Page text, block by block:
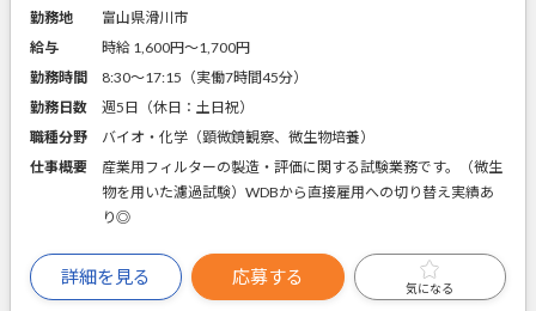
勤務地
富山県滑川市
給与
時給 1,600円〜1,700円
勤務時間
8:30～17:15（実働7時間45分）
勤務日数
週5日（休日：土日祝）
職種分野
バイオ・化学（顕微鏡観察、微生物培養）
仕事概要
産業用フィルターの製造・評価に関する試験業務です。（微生
物を用いた濾過試験）WDBから直接雇用への切り替え実績あ
り◎
詳細を見る 応募する
気になる